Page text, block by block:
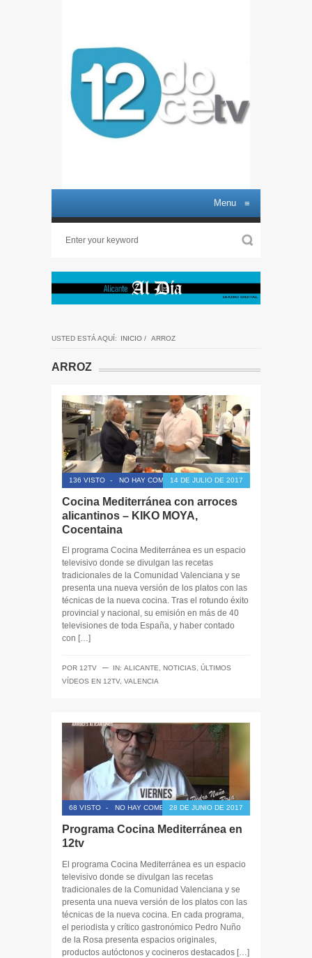
Menu ≡
USTED ESTÁ AQUÍ: INICIO / ARROZ
ARROZ
136 VISTO - NO HAY COMENTARIOS14 DE JULIO DE 2017
Cocina Mediterránea con arroces
alicantinos – KIKO MOYA,
Cocentaina
El programa Cocina Mediterránea es un espacio
televisivo donde se divulgan las recetas
tradicionales de la Comunidad Valenciana y se
presenta una nueva versión de los platos con las
técnicas de la nueva cocina. Tras el rotundo éxito
provincial y nacional, su emisión en más de 40
televisiones de toda España, y haber contado
con […]
POR 12TV ─ IN: ALICANTE, NOTICIAS, ÚLTIMOS
VÍDEOS EN 12TV, VALENCIA
68 VISTO - NO HAY COMENTARIOS28 DE JUNIO DE 2017
Programa Cocina Mediterránea en
12tv
El programa Cocina Mediterránea es un espacio
televisivo donde se divulgan las recetas
tradicionales de la Comunidad Valenciana y se
presenta una nueva versión de los platos con las
técnicas de la nueva cocina. En cada programa,
el periodista y crítico gastronómico Pedro Nuño
de la Rosa presenta espacios originales,
productos autóctonos y cocineros destacados […]